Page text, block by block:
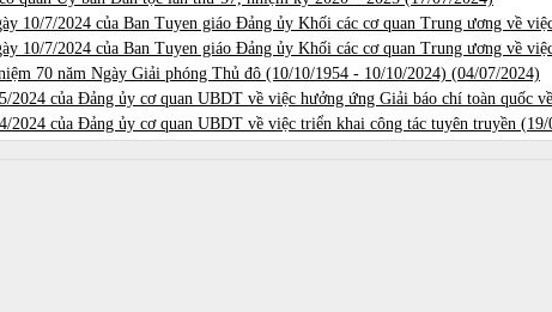
10/7/2024 của Ban Tuyen giáo Đảng ủy Khối các cơ quan Trung ương về
10/7/2024 của Ban Tuyen giáo Đảng ủy Khối các cơ quan Trung ương về
70 năm Ngày Giải phóng Thủ đô (10/10/1954 - 10/10/2024) (04/07/2024)
2024 của Đảng ủy cơ quan UBDT về việc hưởng ứng Giải báo chí toàn quốc
2024 của Đảng ủy cơ quan UBDT về việc triển khai công tác tuyên truyền (19/